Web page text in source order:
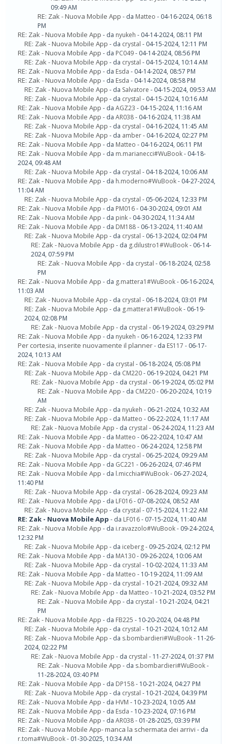
09:49 AM
RE: Zak - Nuova Mobile App - da Matteo - 04-16-2024, 06:18
PM
RE: Zak - Nuova Mobile App - da nyukeh - 04-14-2024, 08:11 PM
RE: Zak - Nuova Mobile App - da crystal - 04-15-2024, 12:11 PM
RE: Zak - Nuova Mobile App - da PC049- 04-14-2024, 08:56 PM
RE: Zak - Nuova Mobile App - da crystal - 04-15-2024, 10:14 AM
RE: Zak - Nuova Mobile App - da Esda - 04-14-2024, 08:57 PM
RE: Zak - Nuova Mobile App - da Esda - 04-14-2024, 08:58 PM
RE: Zak - Nuova Mobile App - da Salvatore - 04-15-2024, 09:53 AM
RE: Zak - Nuova Mobile App - da crystal - 04-15-2024, 10:16 AM
RE: Zak - Nuova Mobile App - da AGZ23 - 04-15-2024, 11:16 AM
RE: Zak - Nuova Mobile App - da AR038- 04-16-2024, 11:38 AM
RE: Zak - Nuova Mobile App - da crystal - 04-16-2024, 11:45 AM
RE: Zak - Nuova Mobile App - da amber- 04-16-2024, 02:27 PM
RE: Zak - Nuova Mobile App - da Matteo - 04-16-2024, 06:11 PM
RE: Zak - Nuova Mobile App - da m.marianecci#WuBook- 04-18-
2024, 09:48 AM
RE: Zak - Nuova Mobile App - da crystal - 04-18-2024, 10:06 AM
RE: Zak - Nuova Mobile App - da h.moderno#WuBook- 04-27-2024,
11:04 AM
RE: Zak - Nuova Mobile App - da crystal - 05-06-2024, 12:33 PM
RE: Zak - Nuova Mobile App - da PM016- 04-30-2024, 09:01 AM
RE: Zak - Nuova Mobile App - da pink- 04-30-2024, 11:34 AM
RE: Zak - Nuova Mobile App - da DM188- 06-13-2024, 11:40 AM
RE: Zak - Nuova Mobile App - da crystal - 06-13-2024, 02:04 PM
RE: Zak - Nuova Mobile App - da g.dilustro1#WuBook- 06-14-
2024, 07:59 PM
RE: Zak - Nuova Mobile App - da crystal - 06-18-2024, 02:58
PM
RE: Zak - Nuova Mobile App - da g.mattera1#WuBook- 06-16-2024,
11:03 AM
RE: Zak - Nuova Mobile App - da crystal - 06-18-2024, 03:01 PM
RE: Zak - Nuova Mobile App - da g.mattera1#WuBook- 06-19-
2024, 02:08 PM
RE: Zak - Nuova Mobile App - da crystal - 06-19-2024, 03:29 PM
RE: Zak - Nuova Mobile App - da nyukeh - 06-16-2024, 12:33 PM
Per cortesia, inserite nuovamente il planner- da ES117 - 06-17-
2024, 10:13 AM
RE: Zak - Nuova Mobile App - da crystal - 06-18-2024, 05:08 PM
RE: Zak - Nuova Mobile App - da CM220- 06-19-2024, 04:21 PM
RE: Zak - Nuova Mobile App - da crystal - 06-19-2024, 05:02 PM
RE: Zak - Nuova Mobile App - da CM220- 06-20-2024, 10:19
AM
RE: Zak - Nuova Mobile App - da nyukeh - 06-21-2024, 10:32 AM
RE: Zak - Nuova Mobile App - da Matteo - 06-22-2024, 11:17 AM
RE: Zak - Nuova Mobile App - da crystal - 06-24-2024, 11:23 AM
RE: Zak - Nuova Mobile App - da Matteo - 06-22-2024, 10:47 AM
RE: Zak - Nuova Mobile App - da Matteo - 06-24-2024, 12:58 PM
RE: Zak - Nuova Mobile App - da crystal - 06-25-2024, 09:29 AM
RE: Zak - Nuova Mobile App - da GC221 - 06-26-2024, 07:46 PM
RE: Zak - Nuova Mobile App - da l.micchia#WuBook- 06-27-2024,
11:40 PM
RE: Zak - Nuova Mobile App - da crystal - 06-28-2024, 09:23 AM
RE: Zak - Nuova Mobile App - da LF016- 07-08-2024, 08:52 AM
RE: Zak - Nuova Mobile App - da crystal - 07-15-2024, 11:22 AM
RE: Zak - Nuova Mobile App - da LF016- 07-15-2024, 11:40 AM
RE: Zak - Nuova Mobile App - da i.ravazzolo#WuBook- 09-24-2024,
12:32 PM
RE: Zak - Nuova Mobile App - da iceberg- 09-25-2024, 02:12 PM
RE: Zak - Nuova Mobile App - da MA130- 09-26-2024, 10:06 AM
RE: Zak - Nuova Mobile App - da crystal - 10-02-2024, 11:33 AM
RE: Zak - Nuova Mobile App - da Matteo - 10-19-2024, 11:09 AM
RE: Zak - Nuova Mobile App - da crystal - 10-21-2024, 09:32 AM
RE: Zak - Nuova Mobile App - da Matteo - 10-21-2024, 03:52 PM
RE: Zak - Nuova Mobile App - da crystal - 10-21-2024, 04:21
PM
RE: Zak - Nuova Mobile App - da FB225 - 10-20-2024, 04:48 PM
RE: Zak - Nuova Mobile App - da crystal - 10-21-2024, 10:12 AM
RE: Zak - Nuova Mobile App - da s.bombardieri#WuBook- 11-26-
2024, 02:22 PM
RE: Zak - Nuova Mobile App - da crystal - 11-27-2024, 01:37 PM
RE: Zak - Nuova Mobile App - da s.bombardieri#WuBook-
11-28-2024, 03:40 PM
RE: Zak - Nuova Mobile App - da DP158- 10-21-2024, 04:27 PM
RE: Zak - Nuova Mobile App - da crystal - 10-21-2024, 04:39 PM
RE: Zak - Nuova Mobile App - da HVM - 10-23-2024, 10:05 AM
RE: Zak - Nuova Mobile App - da Esda - 10-23-2024, 07:16 PM
RE: Zak - Nuova Mobile App - da AR038- 01-28-2025, 03:39 PM
RE: Zak - Nuova Mobile App- manca la schermata dei arrivi - da
r.toma#WuBook- 01-30-2025, 10:34 AM